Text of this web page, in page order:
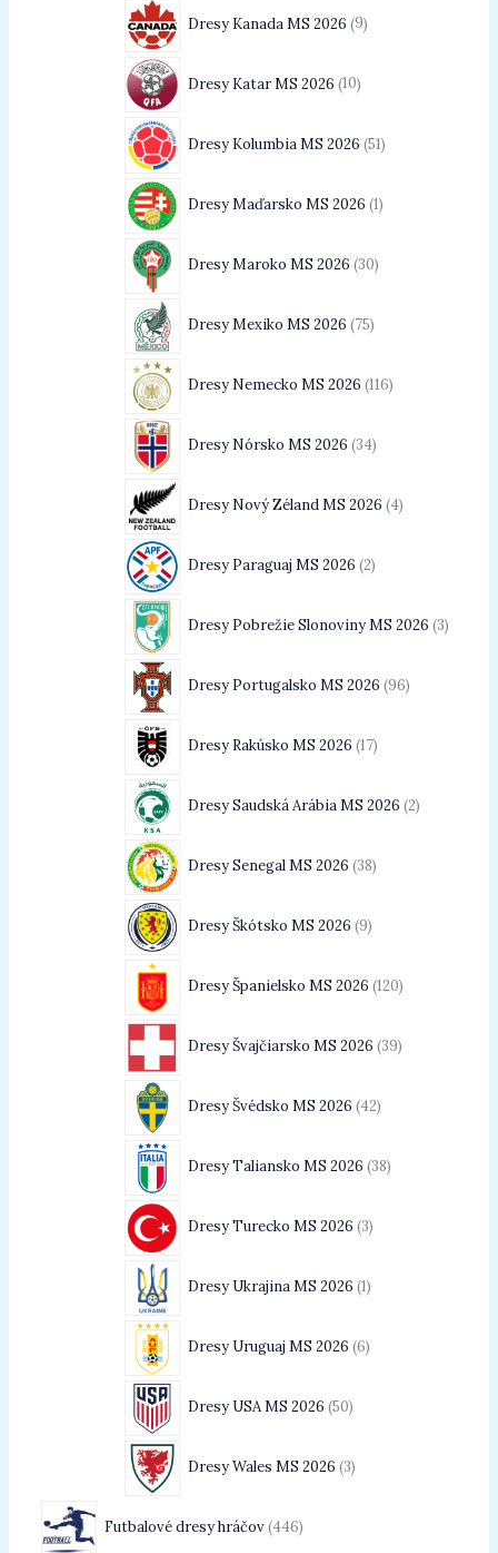
Dresy Kanada MS 2026 9
Dresy Katar MS 2026 10
Dresy Kolumbia MS 2026 51
Dresy Maďarsko MS 2026 1
Dresy Maroko MS 2026 30
Dresy Mexiko MS 2026 75
Dresy Nemecko MS 2026 116
Dresy Nórsko MS 2026 34
Dresy Nový Zéland MS 2026 4
Dresy Paraguaj MS 2026 2
Dresy Pobrežie Slonoviny MS 2026 3
Dresy Portugalsko MS 2026 96
Dresy Rakúsko MS 2026 17
Dresy Saudská Arábia MS 2026 2
Dresy Senegal MS 2026 38
Dresy Škótsko MS 2026 9
Dresy Španielsko MS 2026 120
Dresy Švajčiarsko MS 2026 39
Dresy Švédsko MS 2026 42
Dresy Taliansko MS 2026 38
Dresy Turecko MS 2026 3
Dresy Ukrajina MS 2026 1
Dresy Uruguaj MS 2026 6
Dresy USA MS 2026 50
Dresy Wales MS 2026 3
Futbalové dresy hráčov 446